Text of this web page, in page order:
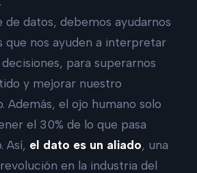
de datos, debemos ayudarnos
que nos ayuden a interpretar
para superarnos
y mejorar nuestro
Además, el ojo humano solo
el 30% de lo que pasa
Así, el dato es un aliado, una
en la industria del